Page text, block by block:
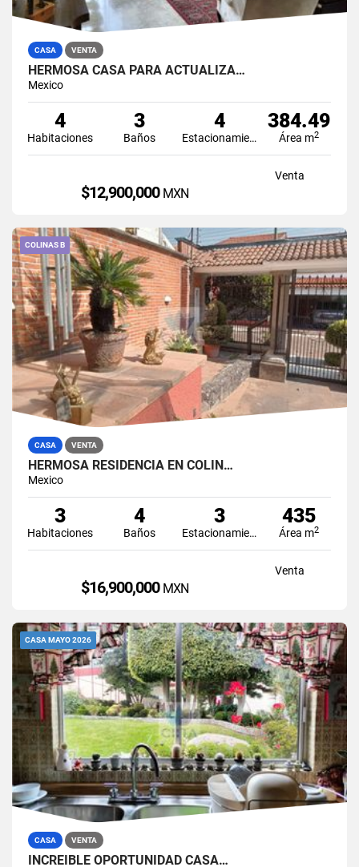
CASA VENTA
HERMOSA CASA PARA ACTUALIZA…
Mexico
4
Habitaciones
3
Baños
4
Estacionamiento
384.49
Área m2
Venta
$12,900,000 MXN
COLINAS B
CASA VENTA
HERMOSA RESIDENCIA EN COLIN…
Mexico
3
Habitaciones
4
Baños
3
Estacionamiento
435
Área m2
Venta
$16,900,000 MXN
CASA MAYO 2026
CASA VENTA
INCREIBLE OPORTUNIDAD CASA…